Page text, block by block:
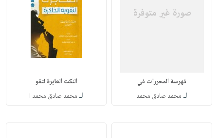
فهرسة المحررات في
لـ ‏محمد صادق محمد
النكت العابرة لتقو
لـ محمد صادق محمد ا